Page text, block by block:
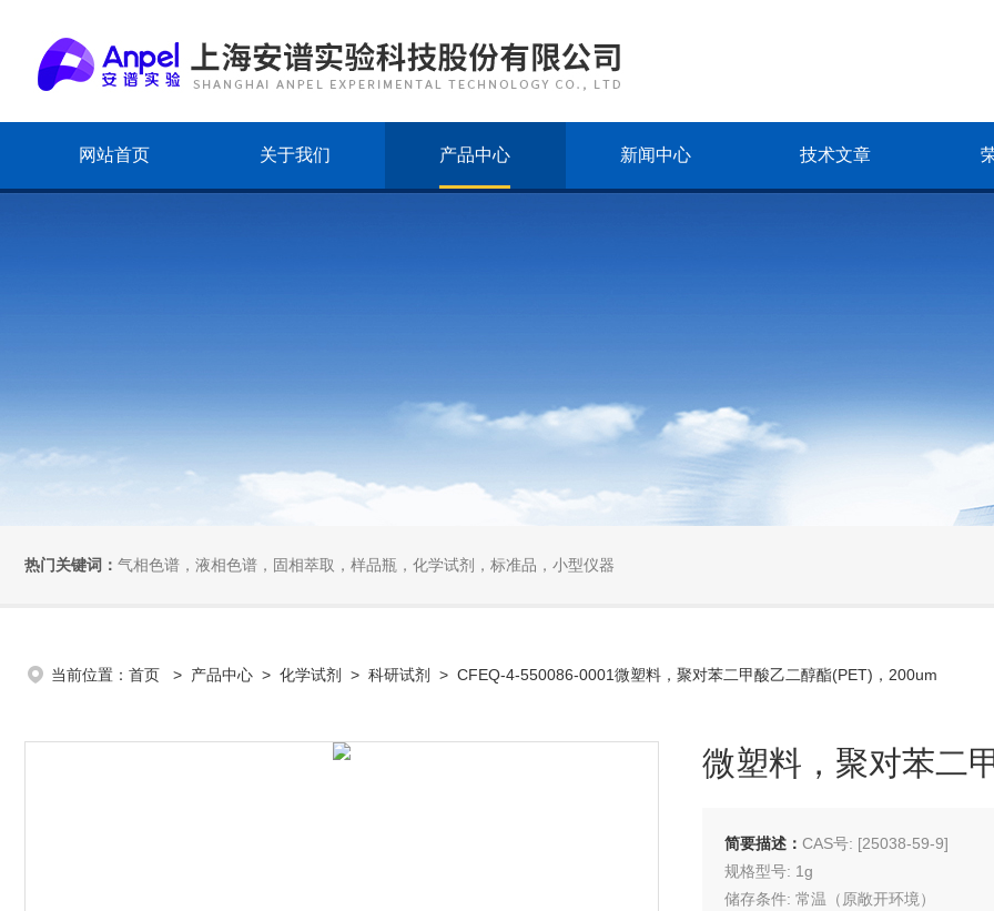
网站首页 关于我们 产品中心 新闻中心 技术文章
热门关键词： 气相色谱，液相色谱，固相萃取，样品瓶，化学试剂，标准品，小型仪器
当前位置： 首页 > 产品中心 > 化学试剂 > 科研试剂 > CFEQ-4-550086-0001微塑料，聚对苯二甲酸乙二醇酯(PET)，200um
微塑料，聚对苯二
简要描述： CAS号: [25038-59-9]
规格型号: 1g
储存条件: 常温（原敞开环境）